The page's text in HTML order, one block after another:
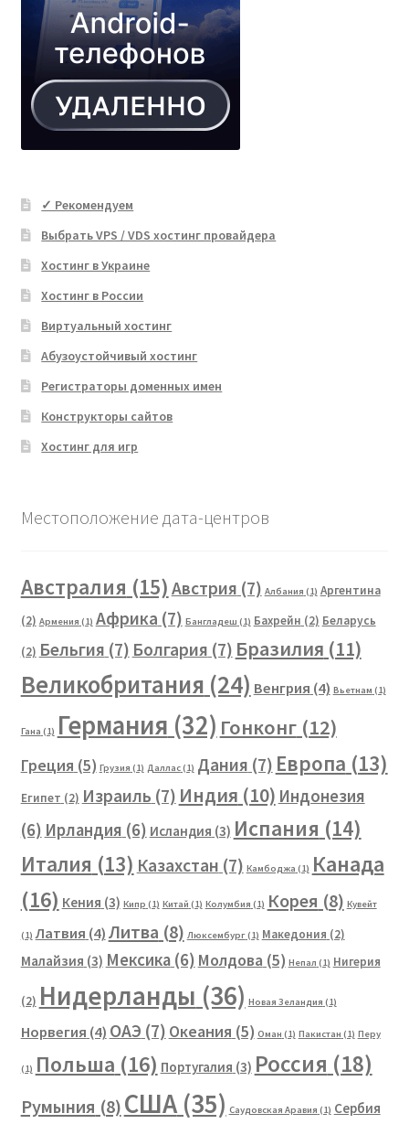
✓ Рекомендуем
Выбрать VPS / VDS хостинг провайдера
Хостинг в Украине
Хостинг в России
Виртуальный хостинг
Абузоустойчивый хостинг
Регистраторы доменных имен
Конструкторы сайтов
Хостинг для игр
Местоположение дата-центров
Австралия (15) Австрия (7) Албания (1) Аргентина
(2) Армения (1) Африка (7) Бангладеш (1) Бахрейн (2) Беларусь
(2) Бельгия (7) Болгария (7) Бразилия (11)
Великобритания (24) Венгрия (4) Вьетнам (1)
Гана (1) Германия (32) Гонконг(12)
Греция (5) Грузия (1) Даллас(1) Дания (7) Европа (13)
Египет (2) Израиль (7) Индия (10) Индонезия
(6) Ирландия (6) Исландия (3) Испания (14)
Италия (13) Казахстан (7) Камбоджа (1) Канада
(16) Кения (3) Кипр (1) Китай (1) Колумбия (1) Корея (8) Кувейт
(1) Латвия (4)Литва (8) Люксембург(1) Македония (2)
Малайзия (3) Мексика(6) Молдова (5) Непал (1) Нигерия
(2) Нидерланды (36) Новая Зеландия (1)
Норвегия (4) ОАЭ (7) Океания (5) Оман (1) Пакистан (1) Перу
(1) Польша (16) Португалия (3) Россия (18)
Румыния (8)США(35) Саудовская Аравия (1) Сербия